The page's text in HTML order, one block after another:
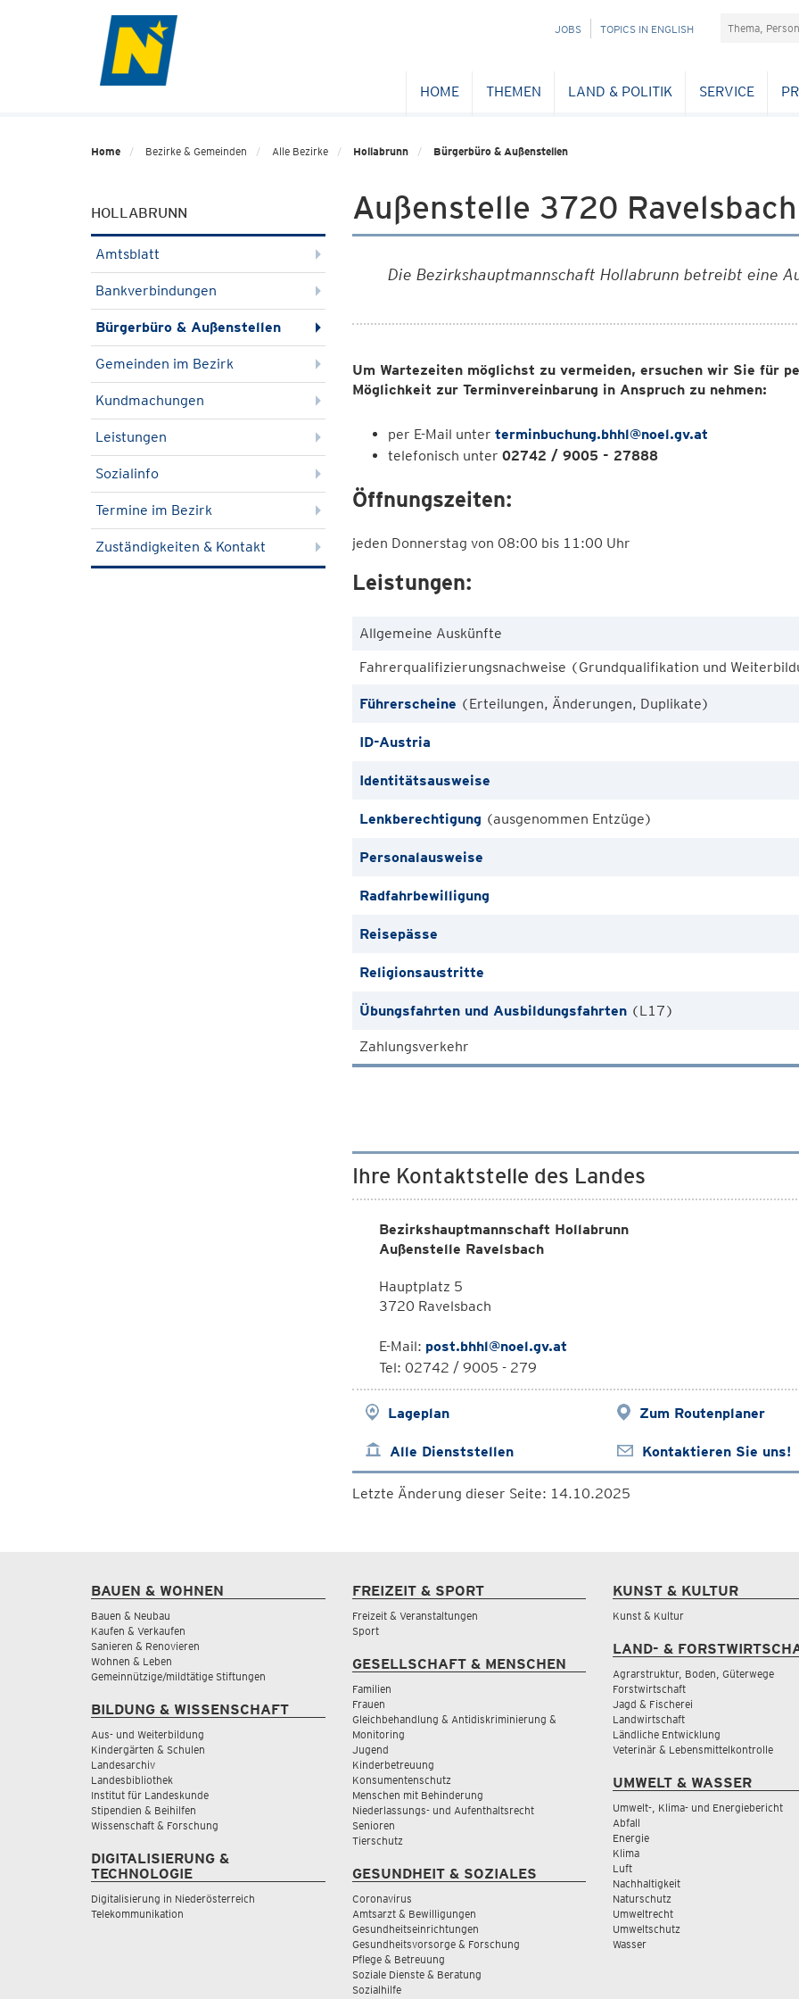
NAVIGATION
JOBS TOPICS IN ENGLISH Suchefeld
HOME THEMEN LAND & POLITIK SERVICE
Home Bezirke & Gemeinden Alle Bezirke Hollabrunn Bürgerbüro & Außenstellen
HOLLABRUNN
Amtsblatt
Bankverbindungen
Bürgerbüro & Außenstellen
Gemeinden im Bezirk
Kundmachungen
Leistungen
Sozialinfo
Termine im Bezirk
Zuständigkeiten & Kontakt
Außenstelle 3720
Die Bezirkshauptmannschaft Hollabrunn betreibt eine
Um Wartezeiten möglichst zu vermeiden, ersuchen wir Sie für
Möglichkeit zur Terminvereinbarung in Anspruch zu nehmen:
per E-Mail unter terminbuchung.bhhl@noel.gv.at
telefonisch unter 02742 / 9005 - 27888
Öffnungszeiten:
jeden Donnerstag von 08:00 bis 11:00 Uhr
Leistungen:
Allgemeine Auskünfte
Fahrerqualifizierungsnachweise (Grundqualifikation und
Führerscheine (Erteilungen, Änderungen, Duplikate)
ID-Austria
Identitätsausweise
Lenkberechtigung (ausgenommen Entzüge)
Personalausweise
Radfahrbewilligung
Reisepässe
Religionsaustritte
Übungsfahrten und Ausbildungsfahrten(L17)
Zahlungsverkehr
Ihre Kontaktstelle des Landes
Bezirkshauptmannschaft Hollabrunn
Außenstelle Ravelsbach
Hauptplatz 5
3720 Ravelsbach
E-Mail: post.bhhl@noel.gv.at
Tel: 02742 / 9005 - 279
Lageplan Zum Routenplaner
Alle Dienststellen Kontaktieren Sie uns!
Letzte Änderung dieser Seite: 14.10.2025
BAUEN & WOHNEN
Bauen & Neubau
Kaufen & Verkaufen
Sanieren & Renovieren
Wohnen & Leben
Gemeinnützige/mildtätige Stiftungen
BILDUNG & WISSENSCHAFT
Aus- und Weiterbildung
Kindergärten & Schulen
Landesarchiv
Landesbibliothek
Institut für Landeskunde
Stipendien & Beihilfen
Wissenschaft & Forschung
DIGITALISIERUNG &
TECHNOLOGIE
Digitalisierung in Niederösterreich
Telekommunikation
FREIZEIT & SPORT
Freizeit & Veranstaltungen
Sport
GESELLSCHAFT & MENSCHEN
Familien
Frauen
Gleichbehandlung & Antidiskriminierung &
Monitoring
Jugend
Kinderbetreuung
Konsumentenschutz
Menschen mit Behinderung
Niederlassungs- und Aufenthaltsrecht
Senioren
Tierschutz
GESUNDHEIT & SOZIALES
Coronavirus
Amtsarzt & Bewilligungen
Gesundheitseinrichtungen
Gesundheitsvorsorge & Forschung
Pflege & Betreuung
Soziale Dienste & Beratung
Sozialhilfe
KUNST & KULTUR
Kunst & Kultur
LAND- &
Agrarstruktur, Boden, Güterwege
Forstwirtschaft
Jagd & Fischerei
Landwirtschaft
Ländliche Entwicklung
Veterinär & Lebensmittelkontrolle
UMWELT & WASSER
Umwelt-, Klima- und Energiebericht
Abfall
Energie
Klima
Luft
Nachhaltigkeit
Naturschutz
Umweltrecht
Umweltschutz
Wasser